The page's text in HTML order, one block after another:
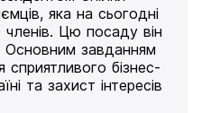
яка на сьогодні
Цю посаду він
Основним завданням
сприятливого бізнес-
та захист інтересів